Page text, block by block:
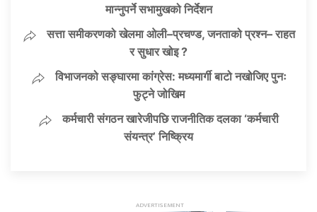
मान्नुपर्ने सभामुखको निर्देशन
सत्ता समीकरणको खेलमा ओली–प्रचण्ड, जनताको प्रश्न– राहत
र सुधार खोइ ?
विभाजनको सङ्घारमा कांग्रेस: मध्यमार्गी बाटो नखोजिए पुनः
फुट्ने जोखिम
कर्मचारी संगठन खारेजीपछि राजनीतिक दलका ‘कर्मचारी
संयन्त्र’ निष्क्रिय